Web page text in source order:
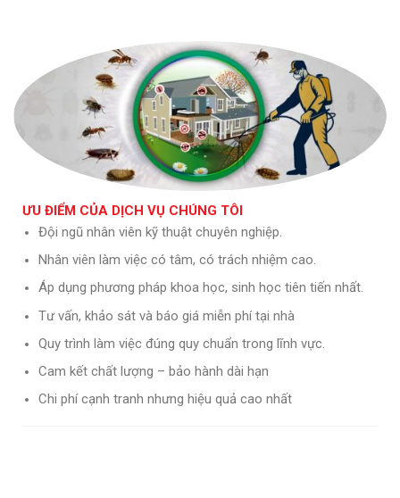
ƯU ĐIỂM CỦA DỊCH VỤ CHÚNG TÔI
Đội ngũ nhân viên kỹ thuật chuyên nghiệp.
Nhân viên làm việc có tâm, có trách nhiệm cao.
Áp dụng phương pháp khoa học, sinh học tiên tiến nhất.
Tư vấn, khảo sát và báo giá miễn phí tại nhà
Quy trình làm việc đúng quy chuẩn trong lĩnh vực.
Cam kết chất lượng – bảo hành dài hạn
Chi phí cạnh tranh nhưng hiệu quả cao nhất